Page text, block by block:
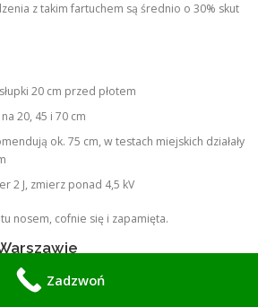
z takim fartuchem są średnio o 30% skut
20 cm przed płotem
20, 45 i 70 cm
ok. 75 cm, w testach miejskich działały
2 J, zmierz ponad 4,5 kV
nosem, cofnie się i zapamięta.
na panelu, Straż Miejska każe zdjąć bo robi
Zadzwoń